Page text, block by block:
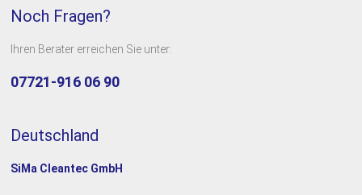
Noch Fragen?
Ihren Berater erreichen Sie unter:
07721-916 06 90
Deutschland
SiMa Cleantec GmbH